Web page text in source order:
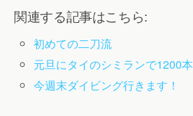
関連する記事はこちら:
初めての二刀流
元旦にタイのシミランで1200本
今週末ダイビング行きます！